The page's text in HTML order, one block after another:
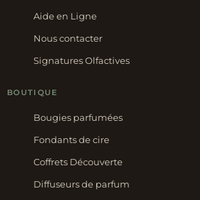
Aide en Ligne
Nous contacter
Signatures Olfactives
BOUTIQUE
Bougies parfumées
Fondants de cire
Coffrets Découverte
Diffuseurs de parfum